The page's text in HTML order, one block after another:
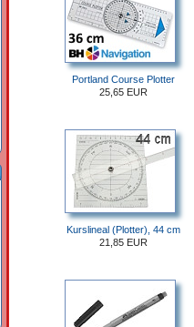
Portland Course Plotter
25,65 EUR
Kurslineal (Plotter), 44 cm
21,85 EUR